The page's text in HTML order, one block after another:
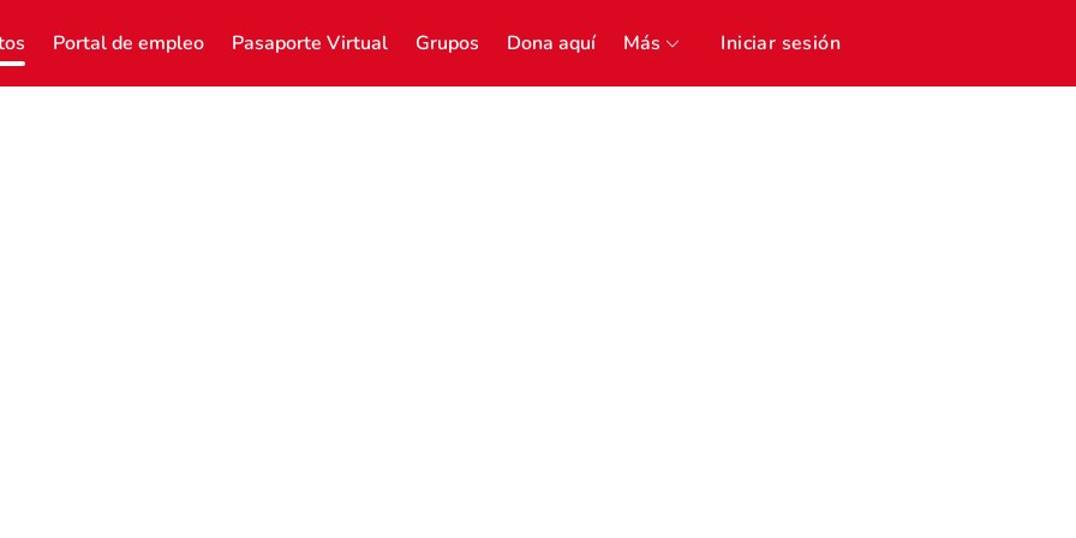
Portal de empleo Pasaporte Virtual Grupos Dona aquí Más Iniciar sesión